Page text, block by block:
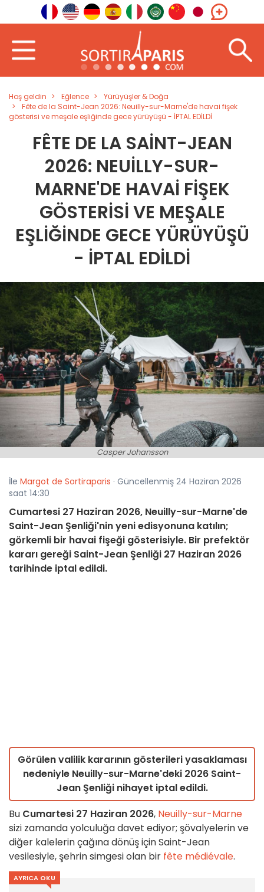
Hoş geldin Eğlence
Yürüyüşler & Doğa
Fête de la Saint-Jean 2026: Neuilly-sur-Marne'de havai fişek
gösterisi ve meşale eşliğinde gece yürüyüşü - İPTAL EDİLDİ
FÊTE DE LA SAINT-JEAN
2026: NEUILLY-SUR-
MARNE'DE HAVAI FIŞEK
GÖSTERISI VE MEŞALE
EŞLIĞINDE GECE YÜRÜYÜŞÜ
- İPTAL EDİLDİ
Casper Johansson
İle Margot de Sortiraparis · Güncellenmiş 24 Haziran 2026
saat 14:30
Cumartesi 27 Haziran 2026, Neuilly-sur-Marne'de
Saint-Jean Şenliği'nin yeni edisyonuna katılın;
görkemli bir havai fişeği gösterisiyle. Bir prefektör
kararı gereği Saint-Jean Şenliği 27 Haziran 2026
tarihinde iptal edildi.
Görülen valilik kararının gösterileri yasaklaması
nedeniyle Neuilly-sur-Marne'deki 2026 Saint-
Jean Şenliği nihayet iptal edildi.
Bu Cumartesi 27 Haziran 2026, Neuilly-sur-Marne
sizi zamanda yolculuğa davet ediyor; şövalyelerin ve
diğer kalelerin çağına dönüş için Saint-Jean
vesilesiyle, şehrin simgesi olan bir fête médiévale.
AYRICA OKU